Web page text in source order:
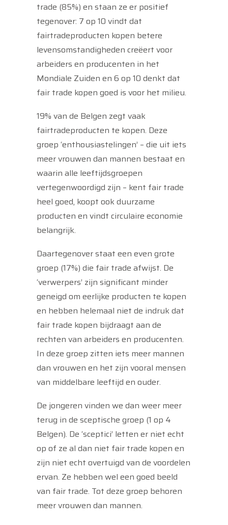
trade (85%) en staan ze er positief
tegenover: 7 op 10 vindt dat
fairtradeproducten kopen betere
levensomstandigheden creëert voor
arbeiders en producenten in het
Mondiale Zuiden en 6 op 10 denkt dat
fair trade kopen goed is voor het milieu.
19% van de Belgen zegt vaak
fairtradeproducten te kopen. Deze
groep ‘enthousiastelingen’ – die uit iets
meer vrouwen dan mannen bestaat en
waarin alle leeftijdsgroepen
vertegenwoordigd zijn – kent fair trade
heel goed, koopt ook duurzame
producten en vindt circulaire economie
belangrijk.
Daartegenover staat een even grote
groep (17%) die fair trade afwijst. De
‘verwerpers’ zijn significant minder
geneigd om eerlijke producten te kopen
en hebben helemaal niet de indruk dat
fair trade kopen bijdraagt aan de
rechten van arbeiders en producenten.
In deze groep zitten iets meer mannen
dan vrouwen en het zijn vooral mensen
van middelbare leeftijd en ouder.
De jongeren vinden we dan weer meer
terug in de sceptische groep (1 op 4
Belgen). De ‘sceptici’ letten er niet echt
op of ze al dan niet fair trade kopen en
zijn niet echt overtuigd van de voordelen
ervan. Ze hebben wel een goed beeld
van fair trade. Tot deze groep behoren
meer vrouwen dan mannen.